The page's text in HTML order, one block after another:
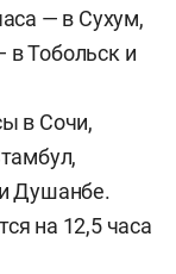
— в Сухум,
в Тобольск и
в Сочи,
Душанбе.
на 12,5 часа